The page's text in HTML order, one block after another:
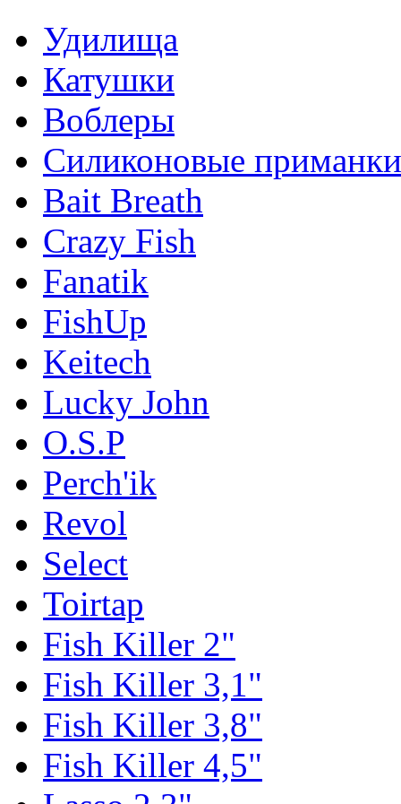
Удилища
Катушки
Воблеры
Силиконовые приманки
Bait Breath
Crazy Fish
Fanatik
FishUp
Keitech
Lucky John
O.S.P
Perch'ik
Revol
Select
Toirtap
Fish Killer 2"
Fish Killer 3,1"
Fish Killer 3,8"
Fish Killer 4,5"